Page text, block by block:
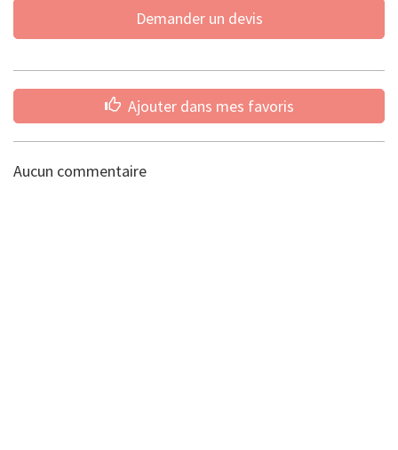
Demander un devis
Ajouter dans mes favoris
Aucun commentaire